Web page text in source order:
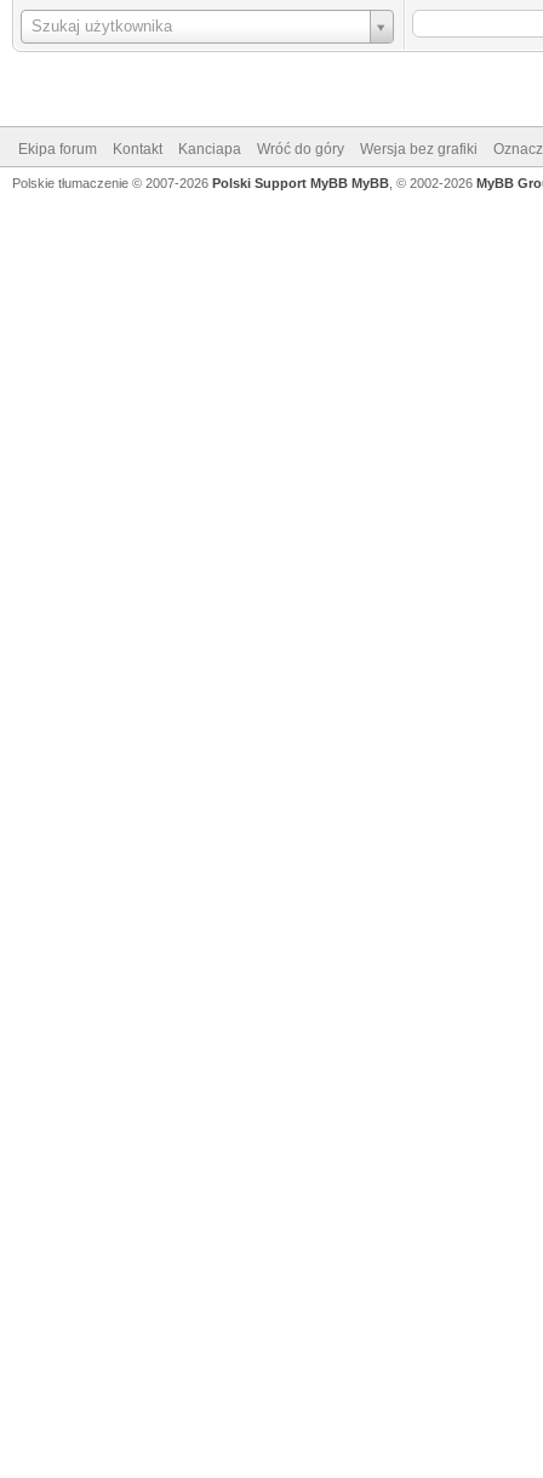
Szukaj użytkownika
Login
Ekipa forum Kontakt Kanciapa Wróć do góry Wersja bez grafiki
Polskie tłumaczenie © 2007-2026 Polski Support MyBB MyBB , © 2002-2026 MyBB